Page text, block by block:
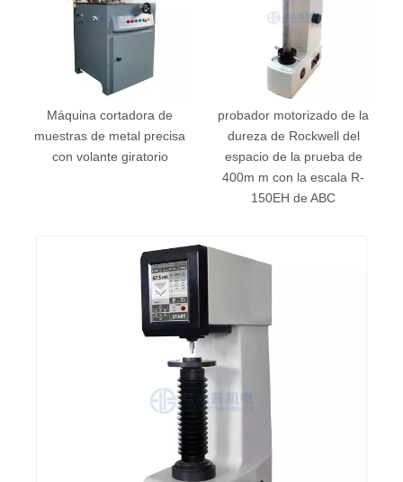
Máquina cortadora de
muestras de metal precisa
con volante giratorio
probador motorizado de la
dureza de Rockwell del
espacio de la prueba de
400m m con la escala R-
150EH de ABC